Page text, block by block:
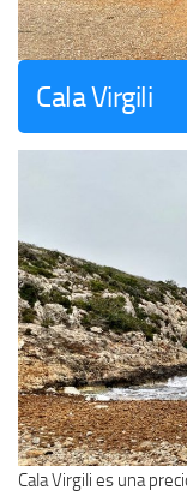
Cala Virgili
Cala Virgili es una